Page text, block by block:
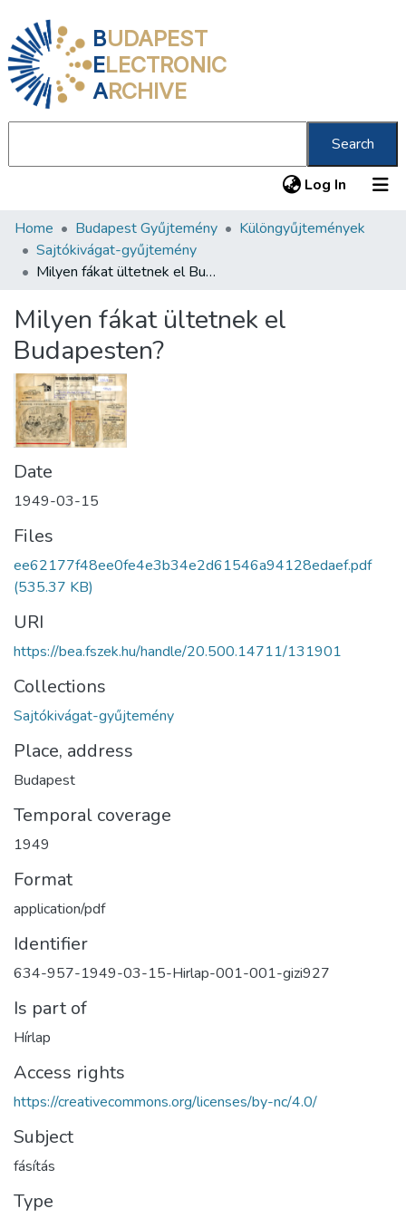
BUDAPEST
ELECTRONIC
ARCHIVE
Search
Log In (current)
Communities & Collections
All of DSpace
About us
Home Budapest Gyűjtemény
Különgyűjtemények
Sajtókivágat-gyűjtemény
Milyen fákat ültetnek el Budapesten?
Milyen fákat ültetnek el
Budapesten?
Date
1949-03-15
Files
ee62177f48ee0fe4e3b34e2d61546a94128edaef.pdf
(535.37 KB)
URI
https://bea.fszek.hu/handle/20.500.14711/131901
Collections
Sajtókivágat-gyűjtemény
Place, address
Budapest
Temporal coverage
1949
Format
application/pdf
Identifier
634-957-1949-03-15-Hirlap-001-001-gizi927
Is part of
Hírlap
Access rights
https://creativecommons.org/licenses/by-nc/4.0/
Subject
fásítás
Type